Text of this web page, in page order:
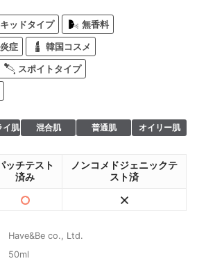
キッドタイプ 無香料
症 韓国コスメ
スポイトタイプ
イ肌 混合肌 普通肌 オイリー肌
ッチテスト
済み
ノンコメドジェニックテ
スト済
Have&Be co., Ltd.
50ml